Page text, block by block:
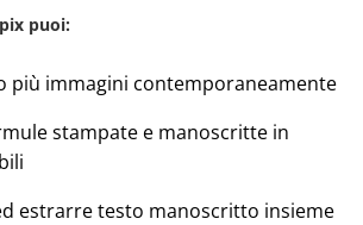
puoi:
più immagini contemporaneamente
stampate e manoscritte in
estrarre testo manoscritto insieme